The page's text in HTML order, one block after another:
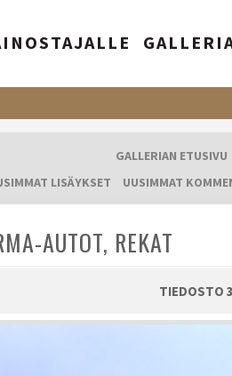
GALLERIAN ETUSIVU
LISÄYKSET UUSIMMAT
AUTOT, REKAT
TIEDOSTO